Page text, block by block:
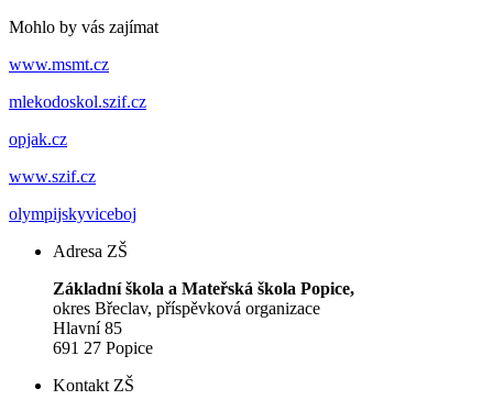
Mohlo by vás zajímat
www.msmt.cz
mlekodoskol.szif.cz
opjak.cz
www.szif.cz
olympijskyviceboj
Adresa ZŠ
Základní škola a Mateřská škola Popice,
okres Břeclav, příspěvková organizace
Hlavní 85
691 27 Popice
Kontakt ZŠ